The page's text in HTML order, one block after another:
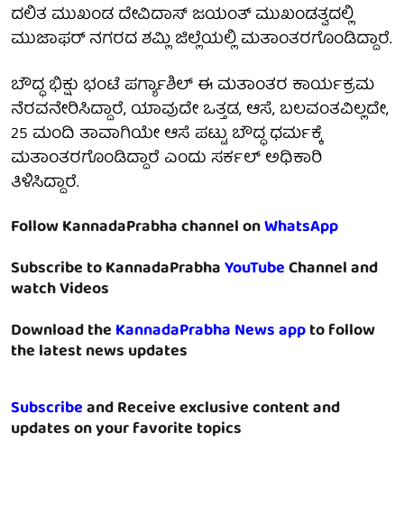
ದಲಿತ ಮುಖಂಡ ದೇವಿದಾಸ್ ಜಯಂತ್ ಮುಖಂಡತ್ವದಲ್ಲಿ
ಮುಜಾಫರ್ ನಗರದ ಶಮ್ಲಿ ಜಿಲ್ಲೆಯಲ್ಲಿ ಮತಾಂತರಗೊಂಡಿದ್ದಾರೆ.
ಬೌದ್ಧ ಭಿಕ್ಷು ಭಂಟೆ ಪರ್ಗ್ಯಾಶಿಲ್ ಈ ಮತಾಂತರ ಕಾರ್ಯಕ್ರಮ
ನೆರವನೇರಿಸಿದ್ದಾರೆ, ಯಾವುದೇ ಒತ್ತಡ, ಆಸೆ, ಬಲವಂತವಿಲ್ಲದೇ,
25 ಮಂದಿ ತಾವಾಗಿಯೇ ಆಸೆ ಪಟ್ಟು ಬೌದ್ಧ ಧರ್ಮಕ್ಕೆ
ಮತಾಂತರಗೊಂಡಿದ್ದಾರೆ ಎಂದು ಸರ್ಕಲ್ ಅಧಿಕಾರಿ
ತಿಳಿಸಿದ್ದಾರೆ.
Follow KannadaPrabha channel onWhatsApp
Subscribe to KannadaPrabhaYouTubeChannel and
watch Videos
Download theKannadaPrabha News appto follow
the latest news updates
Subscribeand Receive exclusive content and
updates on your favorite topics